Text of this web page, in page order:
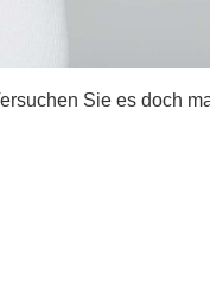
Sie es doch